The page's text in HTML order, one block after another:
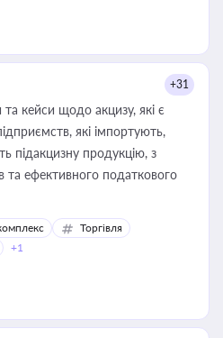
+31
кейси щодо акцизу, які є
які імпортують,
підакцизну продукцію, з
ефективного податкового
Торгівля
+1